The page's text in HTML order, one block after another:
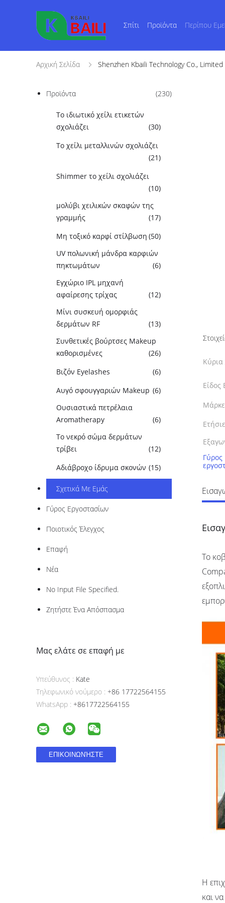
Σπίτι Προϊόντα Περίπου
Αρχική Σελίδα Shenzhen Kbaili Technology Co., Limited
Προϊόντα (230)
Το ιδιωτικό χείλι ετικετών
σχολιάζει
(30)
Το χείλι μεταλλινών σχολιάζει
(21)
Shimmer το χείλι σχολιάζει
(10)
μολύβι χειλικών σκαφών της
γραμμής
(17)
Μη τοξικό καρφί στίλβωση (50)
UV πολωνική μάνδρα καρφιών
πηκτωμάτων
(6)
Εγχώριο IPL μηχανή
αφαίρεσης τρίχας
(12)
Μίνι συσκευή ομορφιάς
δερμάτων RF
(13)
Συνθετικές βούρτσες Makeup
καθορισμένες
(26)
Βιζόν Eyelashes
(6)
Αυγό σφουγγαριών Makeup (6)
Ουσιαστικά πετρέλαια
Aromatherapy
(6)
Το νεκρό σώμα δερμάτων
τρίβει
(12)
Αδιάβροχο ίδρυμα σκονών (15)
Σχετικά Με Εμάς
Γύρος Εργοστασίων
Ποιοτικός Έλεγχος
Επαφή
Νέα
No Input File Specified.
Ζητήστε Ένα Απόσπασμα
Μας ελάτε σε επαφή με
Υπεύθυνος : Kate
Τηλεφωνικό νούμερο : +86 17722564155
WhatsApp : +8617722564155
Είδος
Γύρος
Το
Η
και